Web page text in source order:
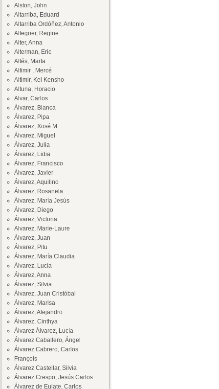
Alston, John
Altarriba, Eduard
Altarriba Ordóñez, Antonio
Altegoer, Regine
Alter, Anna
Alterman, Eric
Altés, Marta
Altimir , Mercé
Altimir, Kei Kensho
Altuna, Horacio
Alvar, Carlos
Álvarez, Blanca
Álvarez, Pipa
Álvarez, Xosé M.
Álvarez, Miguel
Álvarez, Julia
Álvarez, Lidia
Álvarez, Francisco
Álvarez, Javier
Álvarez, Aquilino
Álvarez, Rosanela
Álvarez, María Jesús
Álvarez, Diego
Álvarez, Victoria
Alvarez, Marie-Laure
Álvarez, Juan
Álvarez, Pitu
Álvarez, María Claudia
Álvarez, Lucía
Álvarez, Anna
Álvarez, Silvia
Álvarez, Juan Cristóbal
Álvarez, Marisa
Álvarez, Alejandro
Álvarez, Cinthya
Álvarez Álvarez, Lucía
Álvarez Caballero, Ángel
Álvarez Cabrero, Carlos
François
Álvarez Castellar, Silvia
Álvarez Crespo, Jesús Carlos
Álvarez de Eulate, Carlos